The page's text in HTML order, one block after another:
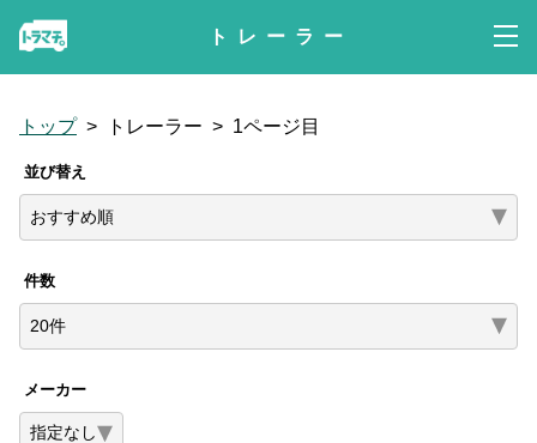
トレーラー
トップ > トレーラー > 1ページ目
並び替え
件数
メーカー
指定なし